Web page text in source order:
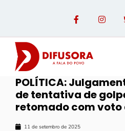
POLÍTICA:
de tentativa de
retomado com voto
11 de setembro de 2025